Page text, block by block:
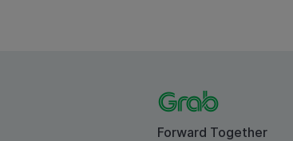
Forward Together